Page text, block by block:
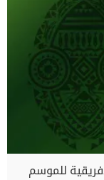
للموسم